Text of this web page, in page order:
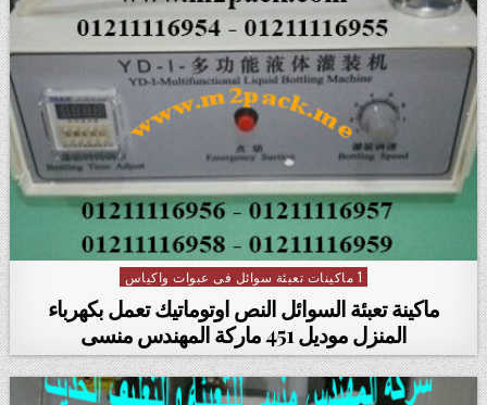
Posted in1 ماكينات تعبئة سوائل فى عبوات واكياس
ماكينة تعبئة السوائل النص اوتوماتيك تعمل بكهرباء
المنزل موديل 451 ماركة المهندس منسى